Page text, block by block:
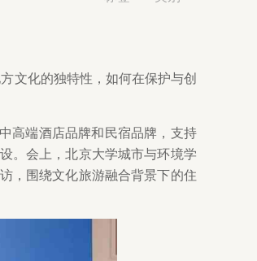
文化的独特性，如何在保护与创
高端酒店品牌和民宿品牌，支持
。会上，北京大学城市与环境学
，围绕文化旅游融合背景下的住